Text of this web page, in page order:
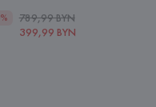
789,99 BYN
399,99 BYN